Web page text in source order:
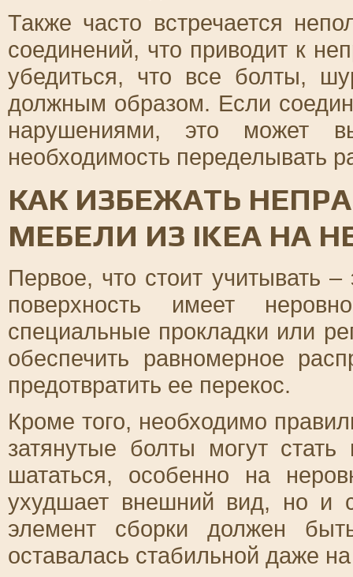
Также часто встречается
соединений, что приводит к
убедиться, что все болты,
должным образом. Если
нарушениями, это может
необходимость переделывать
КАК ИЗБЕЖАТЬ
МЕБЕЛИ ИЗ IKEA НА
Первое, что стоит учитывать
поверхность имеет
специальные прокладки или
обеспечить равномерное
предотвратить ее перекос.
Кроме того, необходимо
затянутые болты могут
шататься, особенно на
ухудшает внешний вид, но и
элемент сборки должен
оставалась стабильной даже